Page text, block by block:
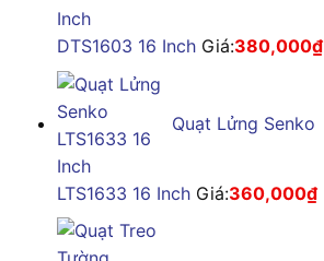
DTS1603 16 Inch Giá:380,000₫
Quạt Lửng Senko
LTS1633 16 Inch Giá:360,000₫